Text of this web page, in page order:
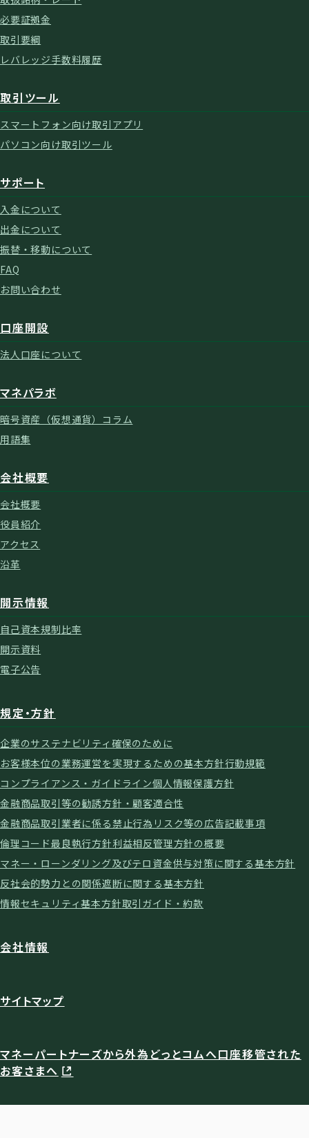
必要証拠金
取引要綱
レバレッジ手数料履歴
取引ツール
スマートフォン向け取引アプリ
パソコン向け取引ツール
サポート
入金について
出金について
振替・移動について
FAQ
お問い合わせ
口座開設
法人口座について
マネパラボ
暗号資産（仮想通貨）コラム
用語集
会社概要
会社概要
役員紹介
アクセス
沿革
開示情報
自己資本規制比率
開示資料
電子公告
規定・方針
企業のサステナビリティ確保のために
お客様本位の業務運営を実現するための基本方針行動規範
コンプライアンス・ガイドライン個人情報保護方針
金融商品取引等の勧誘方針・顧客適合性
金融商品取引業者に係る禁止行為 リスク等の広告記載事項
倫理コード最良執行方針利益相反管理方針の概要
マネー・ローンダリング及びテロ資金供与対策に関する基本方針
反社会的勢力との関係遮断に関する基本方針
情報セキュリティ基本方針取引ガイド・約款
会社情報
サイトマップ
マネーパートナーズから外為どっとコムへ口座移管された
お客さまへ